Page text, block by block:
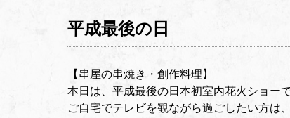
平成最後の日
【串屋の串焼き・創作料理】
本日は、平成最後の日本初室内花火ショー
ご自宅でテレビを観ながら過ごしたい方は